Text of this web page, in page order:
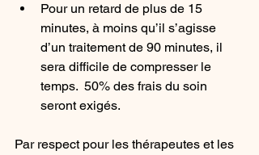
Pour un retard de plus de 15
minutes, à moins qu’il s’agisse
d’un traitement de 90 minutes, il
sera difficile de compresser le
temps.  50% des frais du soin
seront exigés.
Par respect pour les thérapeutes et les